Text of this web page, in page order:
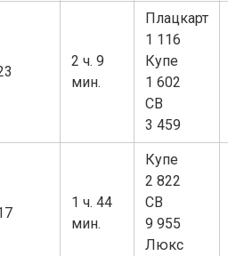
2 ч. 9
мин.
Плацкарт
1 116
Купе
1 602
СВ
3 459
1 ч. 44
мин.
Купе
2 822
СВ
9 955
Люкс